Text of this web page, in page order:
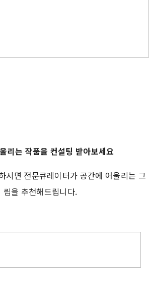
리는 작품을 컨설팅 받아보세요
시면 전문큐레이터가 공간에 어울리는 그
림을 추천해드립니다.